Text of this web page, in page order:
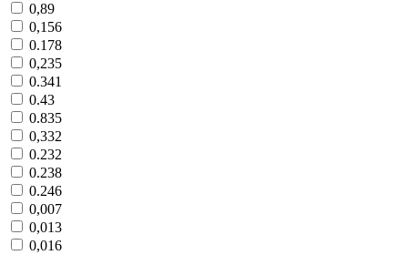
0,89
0,156
0.178
0,235
0.341
0.43
0.835
0,332
0.232
0.238
0.246
0,007
0,013
0,016